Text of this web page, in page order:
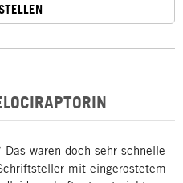
waren doch sehr schnelle
mit eingerostetem